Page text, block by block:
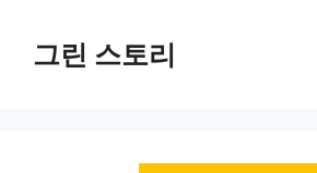
그린 스토리